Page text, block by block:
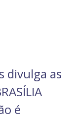
divulga as
é